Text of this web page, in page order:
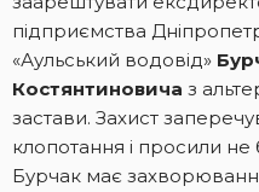
підприємства
«Аульський водовід»
Костянтиновича з
застави. Захист
клопотання і просили не
Бурчак має